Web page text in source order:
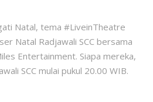
Natal, tema #LiveinTheatre
Natal Radjawali SCC bersama
Entertainment. Siapa mereka,
SCC mulai pukul 20.00 WIB.